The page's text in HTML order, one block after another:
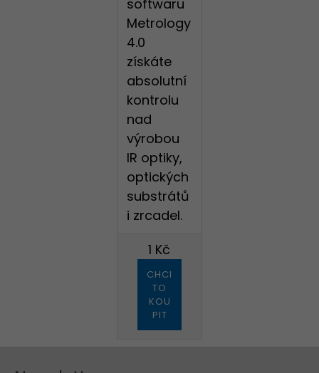
softwaru
Metrology
4.0
získáte
absolutní
kontrolu
nad
výrobou
IR optiky,
optických
substrátů
i zrcadel.
1 Kč
CHCI
TO
KOU
PIT